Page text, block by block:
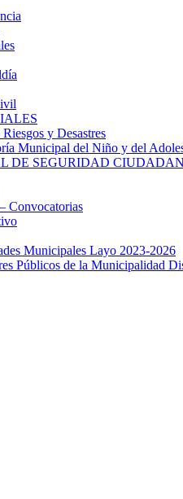
y Desastres
Municipal del Niño y del
DE SEGURIDAD
Convocatorias
Municipales Layo 2023-2026
Públicos de la Municipalidad